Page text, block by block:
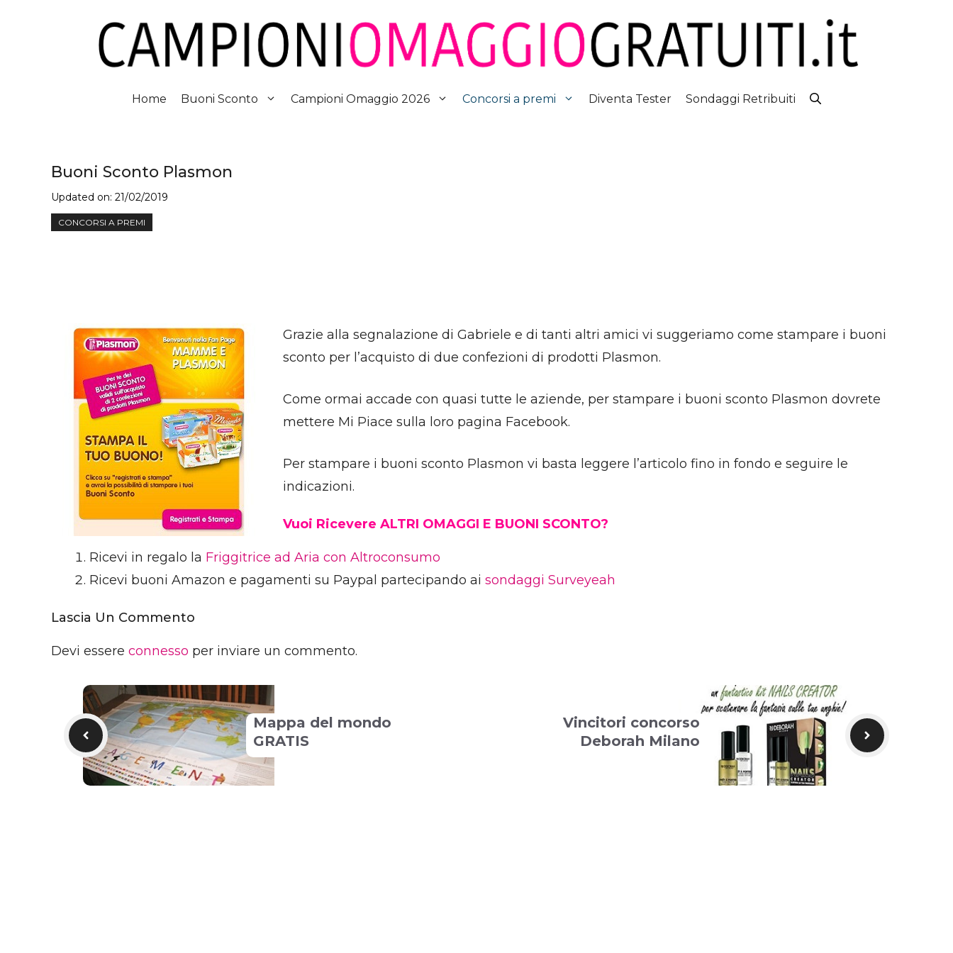
Home Buoni Sconto Campioni Omaggio 2026 Concorsi a premi Diventa Tester Sondaggi Retribuiti
Buoni Sconto Plasmon
Updated on: 21/02/2019
CONCORSI A PREMI
Grazie alla segnalazione di Gabriele e di tanti altri amici vi suggeriamo come stampare i buoni
sconto per l’acquisto di due confezioni di prodotti Plasmon.
Come ormai accade con quasi tutte le aziende, per stampare i buoni sconto Plasmon dovrete
mettere Mi Piace sulla loro pagina Facebook.
Per stampare i buoni sconto Plasmon vi basta leggere l’articolo fino in fondo e seguire le
indicazioni.
Vuoi Ricevere ALTRI OMAGGI E BUONI SCONTO?
Ricevi in regalo la Friggitrice ad Aria con Altroconsumo
Ricevi buoni Amazon e pagamenti su Paypal partecipando ai sondaggi Surveyeah
Lascia Un Commento
Devi essere connesso per inviare un commento.
Mappa del mondo
GRATIS
Vincitori concorso
Deborah Milano